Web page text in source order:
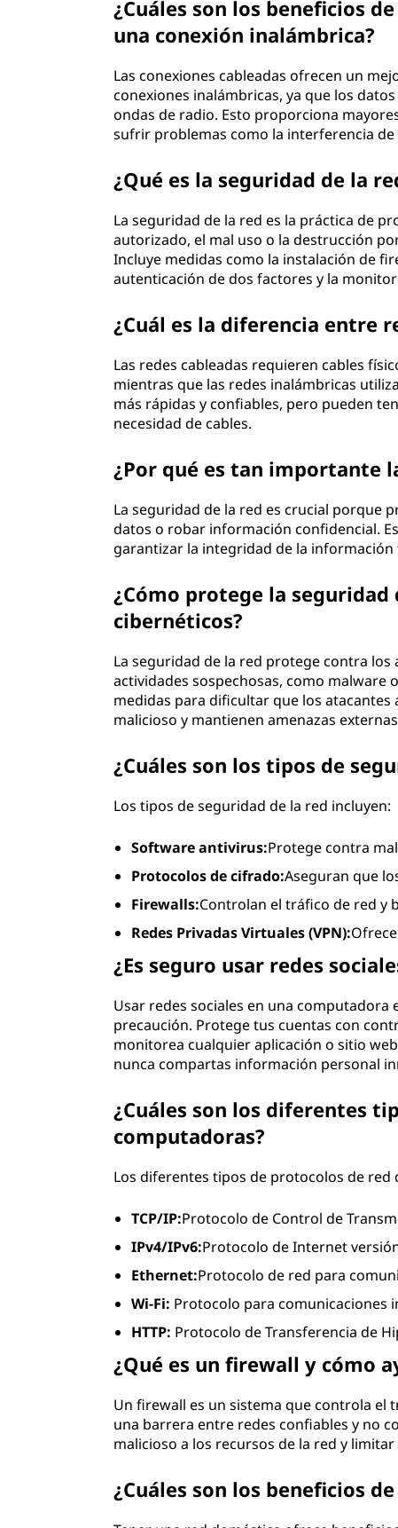
¿Cuáles son los beneficios
una conexión inalámbrica?
Las conexiones cableadas ofrecen un
conexiones inalámbricas, ya que los
ondas de radio. Esto proporciona
sufrir problemas como la interferencia
¿Qué es la seguridad de la
La seguridad de la red es la práctica de
autorizado, el mal uso o la destrucción
Incluye medidas como la instalación de
autenticación de dos factores y la
¿Cuál es la diferencia entre
Las redes cableadas requieren cables
mientras que las redes inalámbricas
más rápidas y confiables, pero pueden
necesidad de cables.
¿Por qué es tan importante
La seguridad de la red es crucial porque
datos o robar información confidencial.
garantizar la integridad de la
¿Cómo protege la
cibernéticos?
La seguridad de la red protege contra
actividades sospechosas, como malware
medidas para dificultar que los
malicioso y mantienen amenazas
¿Cuáles son los tipos de
Los tipos de seguridad de la red incluyen:
Software antivirus:Protege contra
Protocolos de cifrado:Aseguran que
Firewalls:Controlan el tráfico de red y
Redes Privadas Virtuales (VPN):
¿Es seguro usar redes
Usar redes sociales en una
precaución. Protege tus cuentas con
monitorea cualquier aplicación o sitio
nunca compartas información personal
¿Cuáles son los diferentes
computadoras?
Los diferentes tipos de protocolos de red
TCP/IP:Protocolo de Control de
IPv4/IPv6:Protocolo de Internet
Ethernet:Protocolo de red para
Wi-Fi: Protocolo para comunicaciones
HTTP: Protocolo de Transferencia de
¿Qué es un firewall y cómo
Un firewall es un sistema que controla el
una barrera entre redes confiables y no
malicioso a los recursos de la red y
¿Cuáles son los beneficios